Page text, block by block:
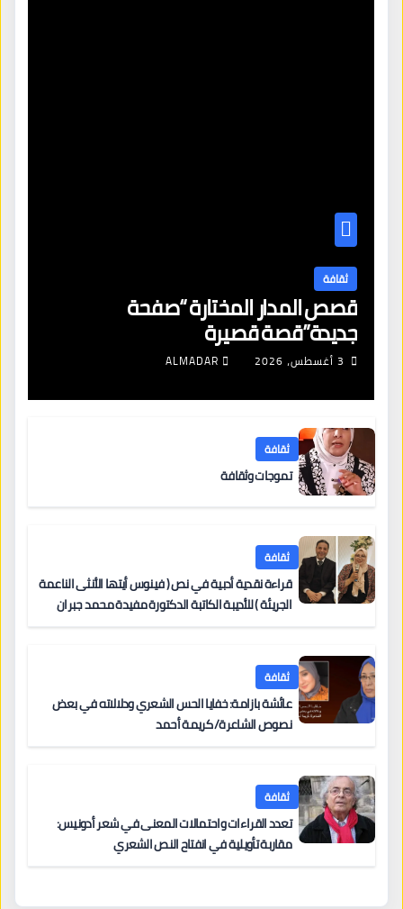
ثقافة
قصص المدار المختارة “صفحة
جديدة”قصة قصيرة
3 أغسطس، 2026 ALMADAR
ثقافة
تموجات وثقافة
ثقافة
قراءة نقدية أدبية في نص ( فينوس أيتها الأنثى الناعمة
الجريئة ) للأديبة الكاتبة الدكتورة مفيدة محمد جبران
ثقافة
عائشة بازامة: خفايا الحس الشعري ودلالاته في بعض
نصوص الشاعرة/ كريمة أحمد
ثقافة
تعدد القراءات واحتمالات المعنى في شعر أدونيس:
مقاربة تأويلية في انفتاح النص الشعري